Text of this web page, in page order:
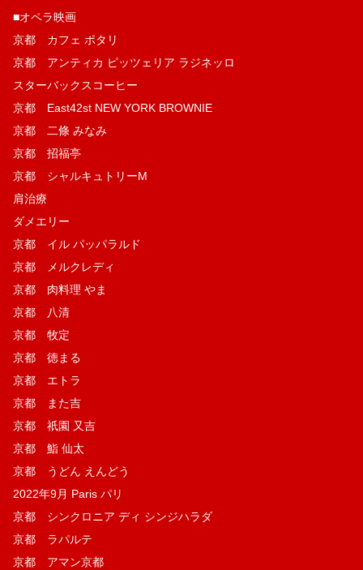
■オペラ映画
京都 カフェ ポタリ
京都 アンティカ ピッツェリア ラジネッロ
スターバックスコーヒー
京都 East42st NEW YORK BROWNIE
京都 二條 みなみ
京都 招福亭
京都 シャルキュトリーM
肩治療
ダメエリー
京都 イル パッパラルド
京都 メルクレディ
京都 肉料理 やま
京都 八清
京都 牧定
京都 徳まる
京都 エトラ
京都 また吉
京都 祇園 又吉
京都 鮨 仙太
京都 うどん えんどう
2022年9月 Paris パリ
京都 シンクロニア ディ シンジハラダ
京都 ラパルテ
京都 アマン京都